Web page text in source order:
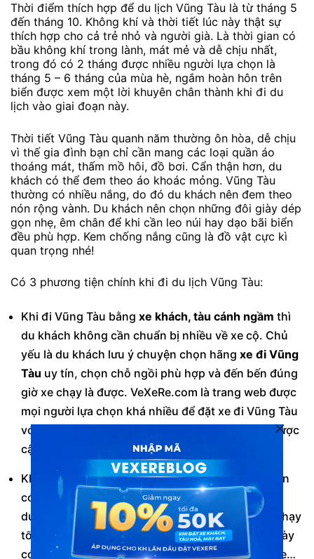
Thời điểm thích hợp để du lịch Vũng Tàu là từ tháng 5
đến tháng 10. Không khí và thời tiết lúc này thật sự
thích hợp cho cả trẻ nhỏ và người già. Là thời gian có
bầu không khí trong lành, mát mẻ và dễ chịu nhất,
trong đó có 2 tháng được nhiều người lựa chọn là
tháng 5 – 6 tháng của mùa hè, ngắm hoàn hôn trên
biển được xem một lời khuyên chân thành khi đi du
lịch vào giai đoạn này.
Thời tiết Vũng Tàu quanh năm thường ôn hòa, dễ chịu
vì thế gia đình bạn chỉ cần mang các loại quần áo
thoáng mát, thấm mồ hôi, đồ bơi. Cẩn thận hơn, du
khách có thể đem theo áo khoác mỏng. Vũng Tàu
thường có nhiều nắng, do đó du khách nên đem theo
nón rộng vành. Du khách nên chọn những đôi giày dép
gọn nhẹ, êm chân để khi cần leo núi hay dạo bãi biển
đều phù hợp. Kem chống nắng cũng là đồ vật cực kì
quan trọng nhé!
Có 3 phương tiện chính khi đi du lịch Vũng Tàu:
Khi đi Vũng Tàu bằng xe khách, tàu cánh ngầm thì
du khách không cần chuẩn bị nhiều về xe cộ. Chủ
yếu là du khách lưu ý chuyện chọn hãng xe đi Vũng
Tàu uy tín, chọn chỗ ngồi phù hợp và đến bến đúng
giờ xe chạy là được. VeXeRe.com là trang web được
mọi người lựa chọn khá nhiều để đặt xe đi Vũng Tàu
với tất cả các loại xe, tuyến đường và lịch trình được
cập nhật đầy đủ nhất.
Khi đi phượt Vũng Tàu bằng xe máy, du khách cần
có sự chuẩn bị kỹ càng về phương tiện như bảo
dưỡng xe, thay nhớt, thay dầu… để đảm bảo xe chạy
tốt. Trong trường hợp đi Vũng Tàu vào những ngày
có thể có mưa, du khách nên kiểm tra bugi, lốp xe…